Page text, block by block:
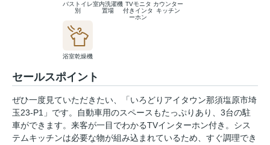
バストイレ
別
室内洗濯機
置場
TVモニタ
付きインタ
ーホン
カウンター
キッチン
浴室乾燥機
セールスポイント
ぜひ一度見ていただきたい、「いろどりアイタウン那須塩原市埼
玉23-P1」です。自動車用のスペースもたっぷりあり、3台の駐
車ができます。来客が一目でわかるTVインターホン付き。シス
テムキッチンは必要な物が組み込まれているため、すぐ調理でき